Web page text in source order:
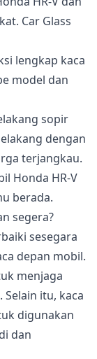
Car Glass
lengkap kaca
model dan
sopir
dengan
terjangkau.
Honda HR-V
berada.
segera?
sesegara
depan mobil.
menjaga
itu, kaca
digunakan
dan